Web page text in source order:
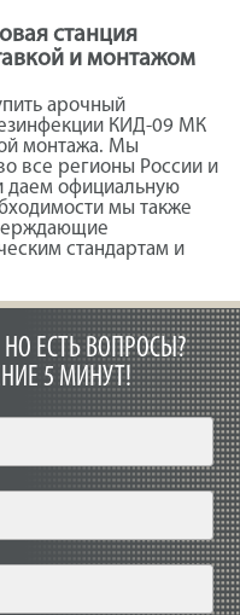
станция
и монтажом
арочный
КИД-09 МК
монтажа. Мы
все регионы России и
даем официальную
мы также
стандартам и
ЕСТЬ ВОПРОСЫ?
5 МИНУТ!